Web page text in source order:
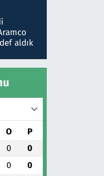
aldık
O P
0 0
0 0